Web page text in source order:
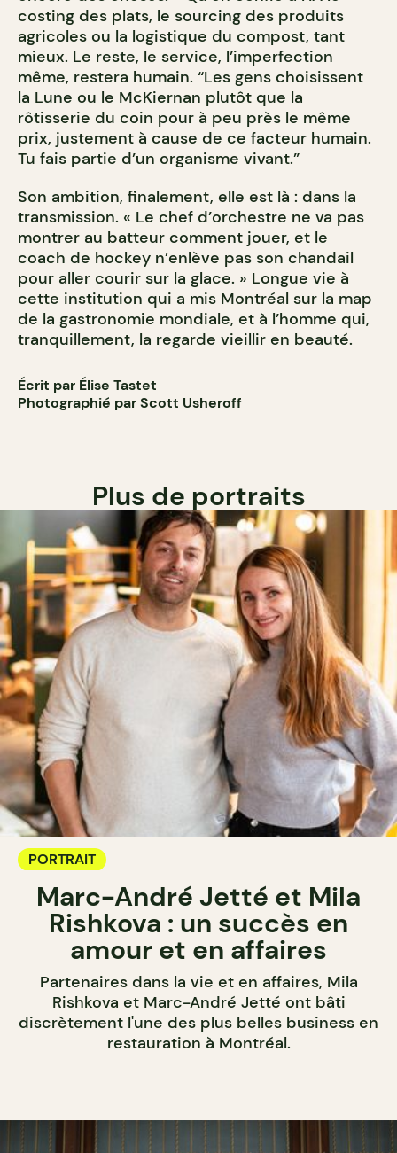
costing des plats, le sourcing des produits
agricoles ou la logistique du compost, tant
mieux. Le reste, le service, l’imperfection
même, restera humain. “Les gens choisissent
la Lune ou le McKiernan plutôt que la
rôtisserie du coin pour à peu près le même
prix, justement à cause de ce facteur humain.
Tu fais partie d’un organisme vivant.”
Son ambition, finalement, elle est là : dans la
transmission. « Le chef d’orchestre ne va pas
montrer au batteur comment jouer, et le
coach de hockey n’enlève pas son chandail
pour aller courir sur la glace. » Longue vie à
cette institution qui a mis Montréal sur la map
de la gastronomie mondiale, et à l’homme qui,
tranquillement, la regarde vieillir en beauté.
Écrit par Élise Tastet
Photographié par Scott Usheroff
Plus de portraits
PORTRAIT
Marc-André Jetté et Mila
Rishkova : un succès en
amour et en affaires
Partenaires dans la vie et en affaires, Mila
Rishkova et Marc-André Jetté ont bâti
discrètement l'une des plus belles business en
restauration à Montréal.